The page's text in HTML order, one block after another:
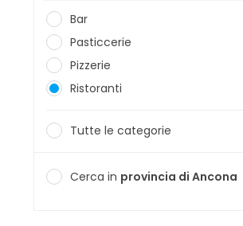
Bar
Pasticcerie
Pizzerie
Ristoranti
Tutte le categorie
Cerca in provincia di Ancona